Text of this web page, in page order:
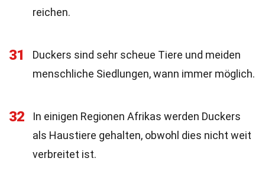
reichen.
31
Duckers sind sehr scheue Tiere und meiden
menschliche Siedlungen, wann immer möglich.
32
In einigen Regionen Afrikas werden Duckers
als Haustiere gehalten, obwohl dies nicht weit
verbreitet ist.